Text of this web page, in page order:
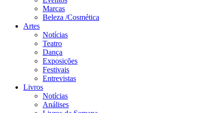
Marcas
Beleza /Cosmética
Artes
Notícias
Teatro
Dança
Exposições
Festivais
Entrevistas
Livros
Notícias
Análises